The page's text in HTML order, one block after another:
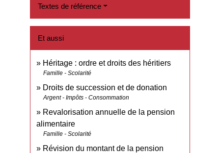
Textes de référence
Et aussi
Héritage : ordre et droits des héritiers
Famille - Scolarité
Droits de succession et de donation
Argent - Impôts - Consommation
Revalorisation annuelle de la pension
alimentaire
Famille - Scolarité
Révision du montant de la pension